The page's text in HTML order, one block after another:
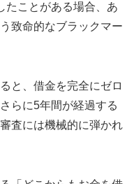
たことがある場合、あ
致命的なブラックマー
と、借金を完全にゼロ
らに5年間が経過する
査には機械的に弾かれ